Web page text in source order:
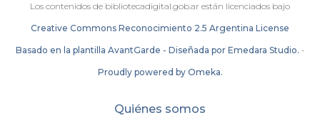
Los contenidos de bibliotecadigital.gob.ar están licenciados bajo
Creative Commons Reconocimiento 2.5 Argentina License
Basado en la plantilla AvantGarde - Diseñada por Emedara Studio. -
Proudly powered by Omeka.
Quiénes somos